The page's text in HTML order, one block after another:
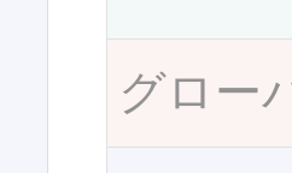
グロー